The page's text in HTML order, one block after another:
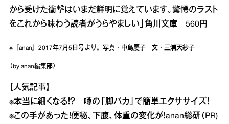
から受けた衝撃はいまだ鮮明に覚えています。驚愕のラスト
をこれから味わう読者がうらやましい」角川文庫 560円
※『anan』2017年7月5日号より。写真・中島慶子 文・三浦天紗子
（by anan編集部）
【人気記事】
※本当に細くなる！？ 噂の「脚パカ」で簡単エクササイズ！
※この手があった！便秘、下腹、体重の変化が！anan総研（PR)